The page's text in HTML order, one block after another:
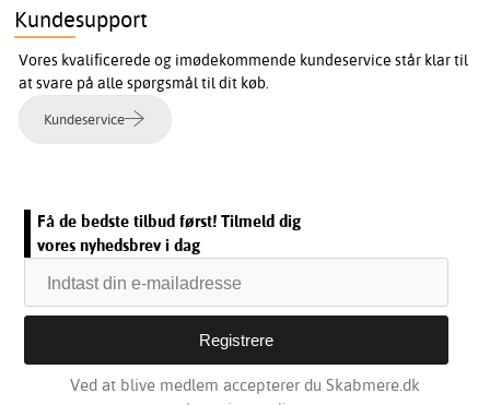
Kundesupport
Vores kvalificerede og imødekommende kundeservice står klar til
at svare på alle spørgsmål til dit køb.
Kundeservice
Få de bedste tilbud først! Tilmeld dig
vores nyhedsbrev i dag
Ved at blive medlem accepterer du Skabmere.dk